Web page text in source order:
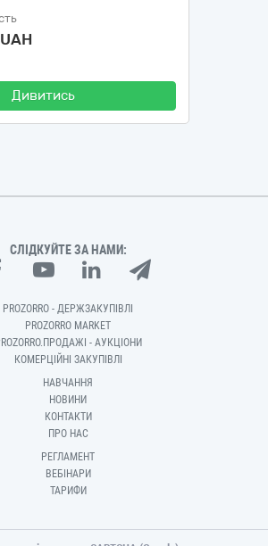
Дивитись
СЛІДКУЙТЕ ЗА НАМИ:
PROZORRO - ДЕРЖЗАКУПІВЛІ
PROZORRO MARKET
- АУКЦІОНИ
КОМЕРЦІЙНІ ЗАКУПІВЛІ
НАВЧАННЯ
НОВИНИ
КОНТАКТИ
ПРО НАС
РЕГЛАМЕНТ
ВЕБІНАРИ
ТАРИФИ